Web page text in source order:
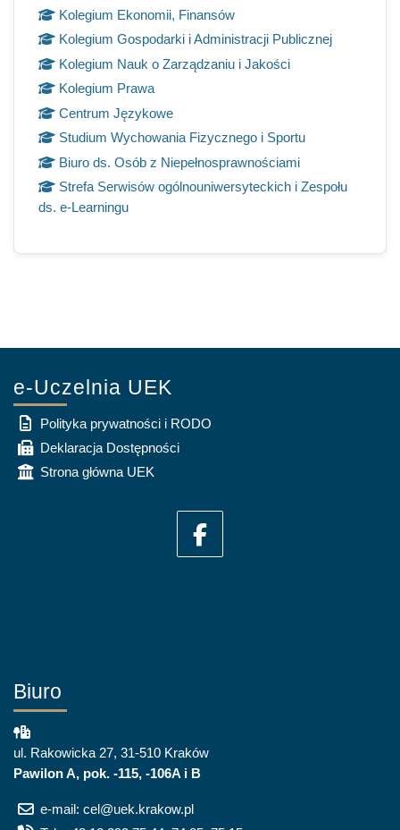
Kolegium Ekonomii, Finansów
Kolegium Gospodarki i Administracji Publicznej
Kolegium Nauk o Zarządzaniu i Jakości
Kolegium Prawa
Centrum Językowe
Studium Wychowania Fizycznego i Sportu
Biuro ds. Osób z Niepełnosprawnościami
Strefa Serwisów ogólnouniwersyteckich i Zespołu
ds. e-Learningu
e-Uczelnia UEK
Polityka prywatności i RODO
Deklaracja Dostępności
Strona główna UEK
Biuro
ul. Rakowicka 27, 31-510 Kraków
Pawilon A, pok. -115, -106A i B
e-mail: cel@uek.krakow.pl